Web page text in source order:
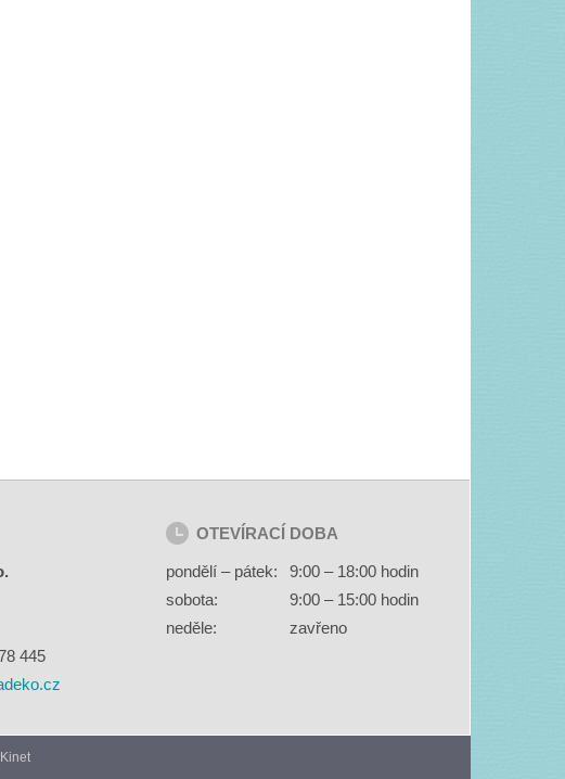
445
OTEVÍRACÍ DOBA
pondělí – pátek:
9:00 – 18:00 hodin
sobota:
9:00 – 15:00 hodin
neděle:
zavřeno
Kinet